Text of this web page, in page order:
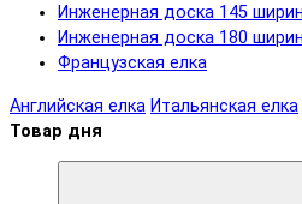
Инженерная доска 145
Инженерная доска 180
Французская елка
Английская елка Итальянская елка
Товар дня